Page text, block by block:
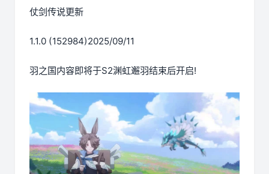
仗剑传说更新
1.1.0 (152984)2025/09/11
羽之国内容即将于S2渊虹邂羽结束后开启!